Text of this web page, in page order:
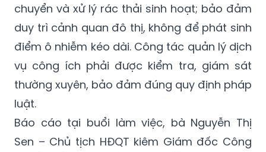
chuyển và xử lý rác thải sinh hoạt; bảo đảm
duy trì cảnh quan đô thị, không để phát sinh
điểm ô nhiễm kéo dài. Công tác quản lý dịch
vụ công ích phải được kiểm tra, giám sát
thường xuyên, bảo đảm đúng quy định pháp
luật.
Báo cáo tại buổi làm việc, bà Nguyễn Thị
Sen – Chủ tịch HĐQT kiêm Giám đốc Công